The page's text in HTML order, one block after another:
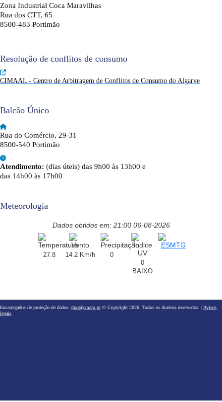
Zona Industrial Coca Maravilhas
Rua dos CTT, 65
8500-483 Portimão
Resolução de conflitos de consumo
CIMAAL - Centro de Arbitragem de Conflitos de Consumo do Algarve
Balcão Único
Rua do Comércio, 29-31
8500-540 Portimão
Atendimento: (dias úteis) das 9h00 às 13h00 e
das 14h00 às 17h00
Meteorologia
Dados obtidos em: 21:00 06-08-2026
27.8 14.2 Km/h
0
0
BAIXO
Encarregados de proteção de dados: dpo@emarp.pt © Copyright 2026. Todos os direitos reservados. |Avisos
legais